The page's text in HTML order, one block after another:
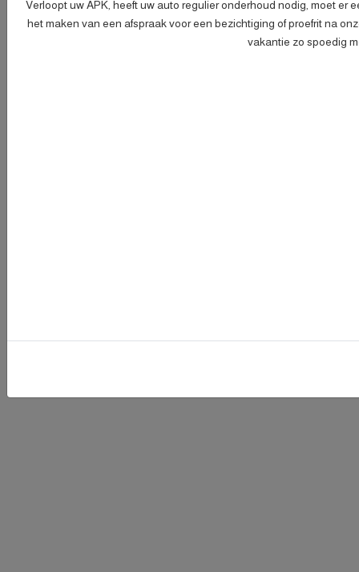
Verloopt uw APK, heeft uw auto regulier onderhoud nodig, moet
het maken van een afspraak voor een bezichtiging of proefrit na
vakantie zo spoedig